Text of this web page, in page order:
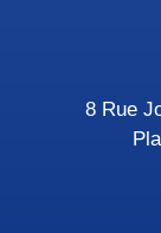
8 Rue